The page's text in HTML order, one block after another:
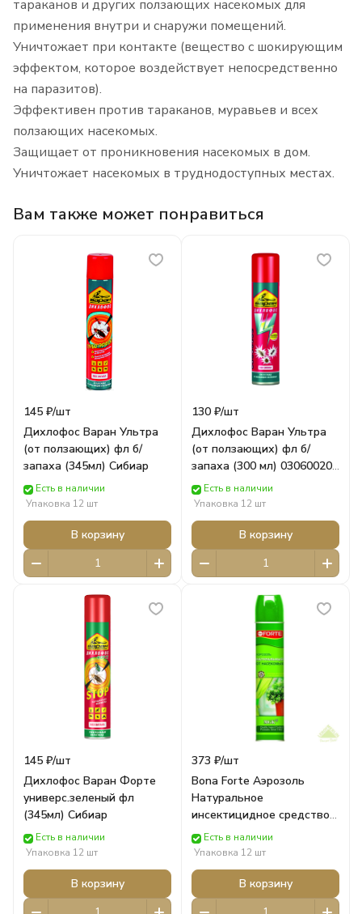
тараканов и других ползающих насекомых для
применения внутри и снаружи помещений.
Уничтожает при контакте (вещество с шокирующим
эффектом, которое воздействует непосредственно
на паразитов).
Эффективен против тараканов, муравьев и всех
ползающих насекомых.
Защищает от проникновения насекомых в дом.
Уничтожает насекомых в труднодоступных местах.
Вам также может понравиться
145 ₽/шт
Дихлофос Варан Ультра
(от ползающих) фл б/
запаха (345мл) Сибиар
Есть в наличии
Упаковка 12 шт
В корзину
130 ₽/шт
Дихлофос Варан Ультра
(от ползающих) фл б/
запаха (300 мл) 030600206
Сибиар
Есть в наличии
Упаковка 12 шт
В корзину
145 ₽/шт
Дихлофос Варан Форте
универс.зеленый фл
(345мл) Сибиар
Есть в наличии
Упаковка 12 шт
В корзину
373 ₽/шт
Bona Forte Аэрозоль
Натуральное
инсектицидное средство
от летающих насекомых-
вредителей, баллон 300
Bona Forte
Есть в наличии
Упаковка 12 шт
В корзину